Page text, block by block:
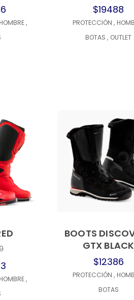
,
$19488
PROTECCIÓN ,
BOTAS, OUTLET
,
BOOTS
GTX BLACK
$12386
PROTECCIÓN ,
BOTAS